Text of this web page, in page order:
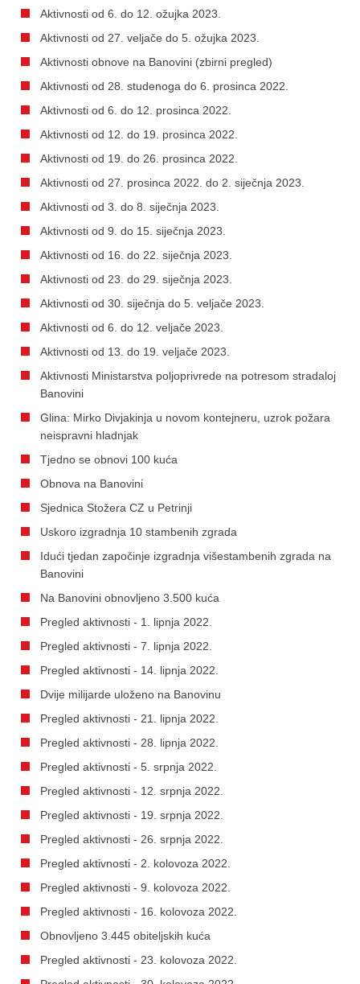
Aktivnosti od 6. do 12. ožujka 2023.
Aktivnosti od 27. veljače do 5. ožujka 2023.
Aktivnosti obnove na Banovini (zbirni pregled)
Aktivnosti od 28. studenoga do 6. prosinca 2022.
Aktivnosti od 6. do 12. prosinca 2022.
Aktivnosti od 12. do 19. prosinca 2022.
Aktivnosti od 19. do 26. prosinca 2022.
Aktivnosti od 27. prosinca 2022. do 2. siječnja 2023.
Aktivnosti od 3. do 8. siječnja 2023.
Aktivnosti od 9. do 15. siječnja 2023.
Aktivnosti od 16. do 22. siječnja 2023.
Aktivnosti od 23. do 29. siječnja 2023.
Aktivnosti od 30. siječnja do 5. veljače 2023.
Aktivnosti od 6. do 12. veljače 2023.
Aktivnosti od 13. do 19. veljače 2023.
Aktivnosti Ministarstva poljoprivrede na potresom stradaloj
Banovini
Glina: Mirko Divjakinja u novom kontejneru, uzrok požara
neispravni hladnjak
Tjedno se obnovi 100 kuća
Obnova na Banovini
Sjednica Stožera CZ u Petrinji
Uskoro izgradnja 10 stambenih zgrada
Idući tjedan započinje izgradnja višestambenih zgrada na
Banovini
Na Banovini obnovljeno 3.500 kuća
Pregled aktivnosti - 1. lipnja 2022.
Pregled aktivnosti - 7. lipnja 2022.
Pregled aktivnosti - 14. lipnja 2022.
Dvije milijarde uloženo na Banovinu
Pregled aktivnosti - 21. lipnja 2022.
Pregled aktivnosti - 28. lipnja 2022.
Pregled aktivnosti - 5. srpnja 2022.
Pregled aktivnosti - 12. srpnja 2022.
Pregled aktivnosti - 19. srpnja 2022.
Pregled aktivnosti - 26. srpnja 2022.
Pregled aktivnosti - 2. kolovoza 2022.
Pregled aktivnosti - 9. kolovoza 2022.
Pregled aktivnosti - 16. kolovoza 2022.
Obnovljeno 3.445 obiteljskih kuća
Pregled aktivnosti - 23. kolovoza 2022.